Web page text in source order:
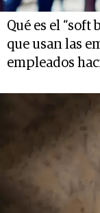
Qué es el “soft
que usan las
empleados